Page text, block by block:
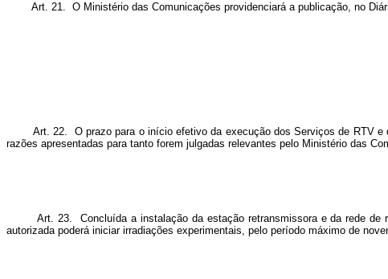
Art. 21. O Ministério das Comunicações providenciará a publicação, no
Art. 22. O prazo para o início efetivo da execução dos Serviços de RTV e
razões apresentadas para tanto forem julgadas relevantes pelo Ministério das
Art. 23. Concluída a instalação da estação retransmissora e da rede de
autorizada poderá iniciar irradiações experimentais, pelo período máximo de